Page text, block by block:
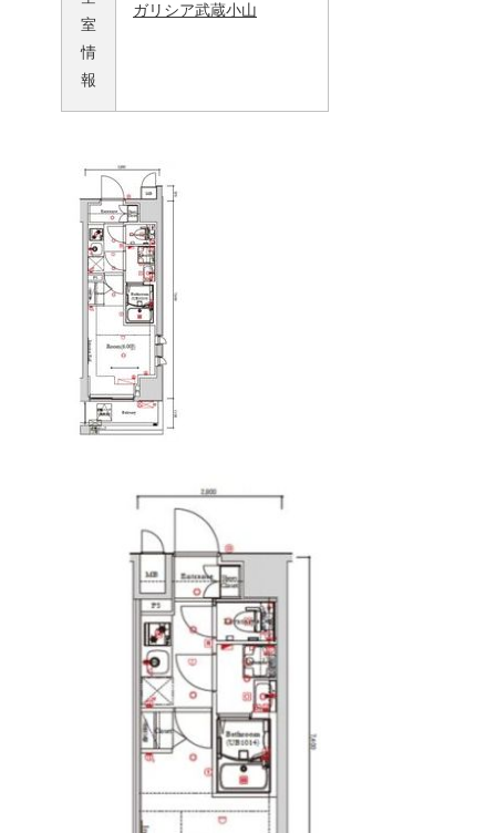
室
情
報
ガリシア武蔵小山